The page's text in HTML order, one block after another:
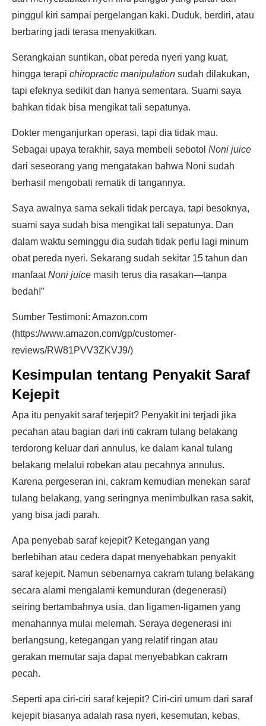
pinggul kiri sampai pergelangan kaki. Duduk, berdiri, atau
berbaring jadi terasa menyakitkan.
Serangkaian suntikan, obat pereda nyeri yang kuat,
hingga terapi chiropractic manipulation sudah dilakukan,
tapi efeknya sedikit dan hanya sementara. Suami saya
bahkan tidak bisa mengikat tali sepatunya.
Dokter menganjurkan operasi, tapi dia tidak mau.
Sebagai upaya terakhir, saya membeli sebotol Noni juice
dari seseorang yang mengatakan bahwa Noni sudah
berhasil mengobati rematik di tangannya.
Saya awalnya sama sekali tidak percaya, tapi besoknya,
suami saya sudah bisa mengikat tali sepatunya. Dan
dalam waktu seminggu dia sudah tidak perlu lagi minum
obat pereda nyeri. Sekarang sudah sekitar 15 tahun dan
manfaatNoni juice masih terus dia rasakan—tanpa
bedah!”
Sumber Testimoni: Amazon.com
(https://www.amazon.com/gp/customer-
reviews/RW81PVV3ZKVJ9/)
Kesimpulan tentang Penyakit Saraf
Kejepit
Apa itu penyakit saraf terjepit? Penyakit ini terjadi jika
pecahan atau bagian dari inti cakram tulang belakang
terdorong keluar dari annulus, ke dalam kanal tulang
belakang melalui robekan atau pecahnya annulus.
Karena pergeseran ini, cakram kemudian menekan saraf
tulang belakang, yang seringnya menimbulkan rasa sakit,
yang bisa jadi parah.
Apa penyebab saraf kejepit? Ketegangan yang
berlebihan atau cedera dapat menyebabkan penyakit
saraf kejepit. Namun sebenarnya cakram tulang belakang
secara alami mengalami kemunduran (degenerasi)
seiring bertambahnya usia, dan ligamen-ligamen yang
menahannya mulai melemah. Seraya degenerasi ini
berlangsung, ketegangan yang relatif ringan atau
gerakan memutar saja dapat menyebabkan cakram
pecah.
Seperti apa ciri-ciri saraf kejepit? Ciri-ciri umum dari saraf
kejepit biasanya adalah rasa nyeri, kesemutan, kebas,